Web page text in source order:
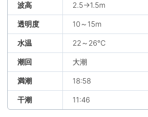
波高 2.5→1.5m
透明度 10～15m
水温 22～26℃
潮回 大潮
満潮 18:58
干潮 11:46